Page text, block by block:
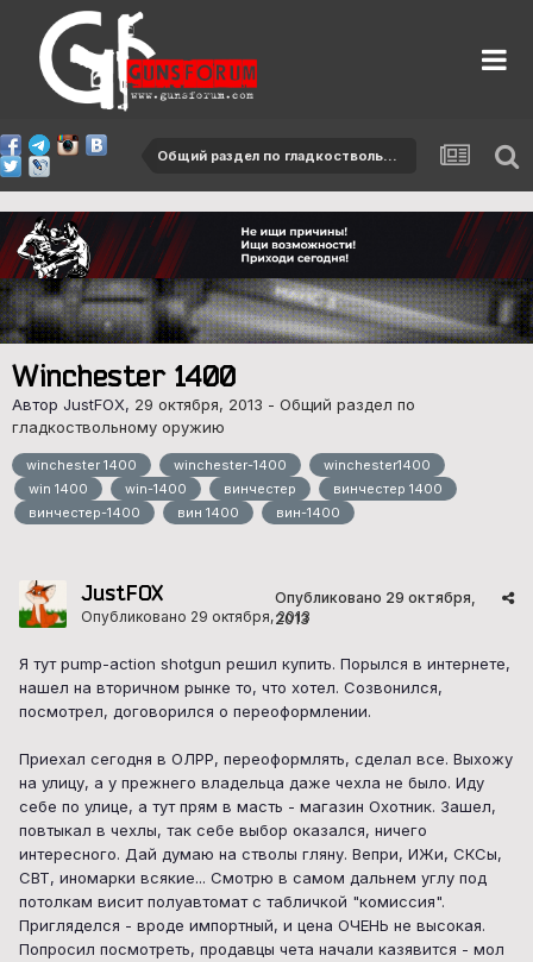
Winchester 1400
Автор JustFOX, 29 октября, 2013 - Общий раздел по
гладкоствольному оружию
winchester 1400 winchester-1400
winchester1400
win 1400
win-1400 винчестер
винчестер 1400
винчестер-1400
вин 1400 вин-1400
JustFOX
Опубликовано 29 октября, 2013
Опубликовано 29 октября,
2013
Я тут pump-action shotgun решил купить. Порылся в интернете,
нашел на вторичном рынке то, что хотел. Созвонился,
посмотрел, договорился о переоформлении.
Приехал сегодня в ОЛРР, переоформлять, сделал все. Выхожу
на улицу, а у прежнего владельца даже чехла не было. Иду
себе по улице, а тут прям в масть - магазин Охотник. Зашел,
повтыкал в чехлы, так себе выбор оказался, ничего
интересного. Дай думаю на стволы гляну. Вепри, ИЖи, СКСы,
СВТ, иномарки всякие... Смотрю в самом дальнем углу под
потолкам висит полуавтомат с табличкой "комиссия".
Пригляделся - вроде импортный, и цена ОЧЕНЬ не высокая.
Попросил посмотреть, продавцы чета начали казявится - мол